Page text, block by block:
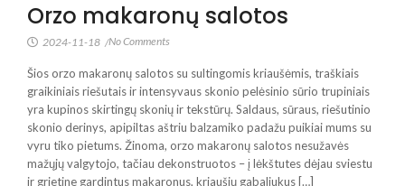
Orzo makaronų salotos
2024-11-18 /No Comments
Šios orzo makaronų salotos su sultingomis kriaušėmis, traškiais
graikiniais riešutais ir intensyvaus skonio pelėsinio sūrio trupiniais
yra kupinos skirtingų skonių ir tekstūrų. Saldaus, sūraus, riešutinio
skonio derinys, apipiltas aštriu balzamiko padažu puikiai mums su
vyru tiko pietums. Žinoma, orzo makaronų salotos nesužavės
mažųjų valgytojo, tačiau dekonstruotos – į lėkštutes dėjau sviestu
ir grietine gardintus makaronus, kriaušių gabaliukus […]